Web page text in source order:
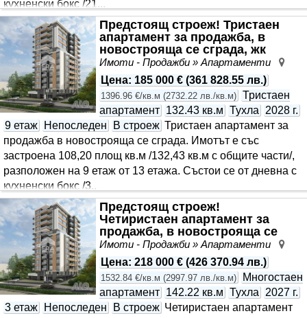
кухненски бокс /21,..
Предстоящ строеж! Тристаен
апартамент за продажба, в
новострояща се сграда, жк
Възраждане 4, Варна
Имоти - Продажби » Апартаменти
Цена: 185 000 € (361 828.55 лв.)
1396.96 €/кв.м (2732.22 лв./кв.м) Тристаен
апартамент 132.43 кв.м Тухла
2028 г.
9 етаж
Непоследен В строеж Тристаен апартамент за
продажба в новострояща се сграда. Имотът е със
застроена 108,20 площ кв.м /132,43 кв.м с общите части/,
разположен на 9 етаж от 13 етажа. Състои се от дневна с
кухненски бокс /3..
Предстоящ строеж!
Четиристаен апартамент за
продажба, в новострояща се
сграда, жк Възраждане 4, Варн..
Имоти - Продажби » Апартаменти
Цена: 218 000 € (426 370.94 лв.)
1532.84 €/кв.м (2997.97 лв./кв.м)
Многостаен
апартамент 142.22 кв.м Тухла
2027 г.
3 етаж
Непоследен В строеж Четиристаен апартамент